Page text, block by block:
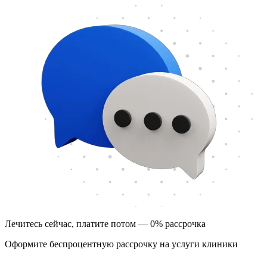
Лечитесь сейчас, платите потом — 0% рассрочка
Оформите беспроцентную рассрочку на услуги клиники